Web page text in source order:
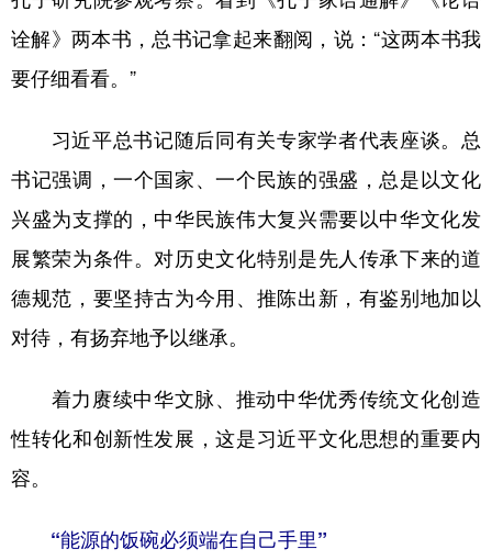
诠解》两本书，总书记拿起来翻阅，说：“这两本书我
要仔细看看。”
习近平总书记随后同有关专家学者代表座谈。总
书记强调，一个国家、一个民族的强盛，总是以文化
兴盛为支撑的，中华民族伟大复兴需要以中华文化发
展繁荣为条件。对历史文化特别是先人传承下来的道
德规范，要坚持古为今用、推陈出新，有鉴别地加以
对待，有扬弃地予以继承。
着力赓续中华文脉、推动中华优秀传统文化创造
性转化和创新性发展，这是习近平文化思想的重要内
容。
“能源的饭碗必须端在自己手里”